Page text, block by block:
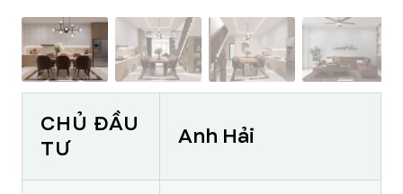
CHỦ ĐẦU
TƯ
Anh Hải